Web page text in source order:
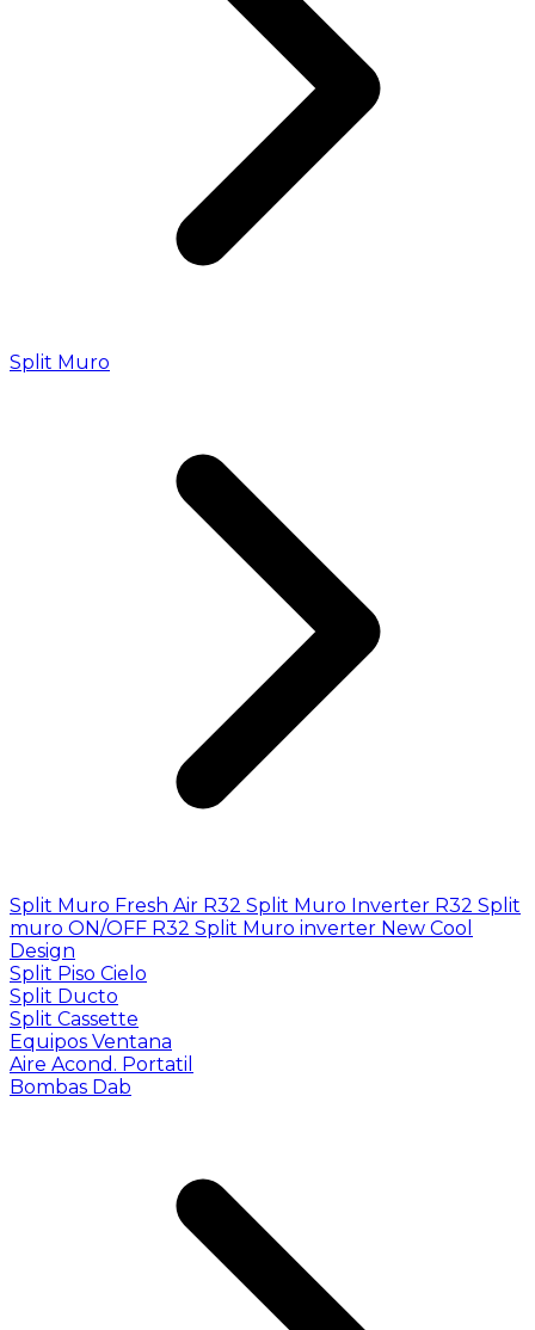
Split Muro
Split Muro Fresh Air R32 Split Muro Inverter R32 Split
muro ON/OFF R32 Split Muro inverter New Cool
Design
Split Piso Cielo
Split Ducto
Split Cassette
Equipos Ventana
Aire Acond. Portatil
Bombas Dab